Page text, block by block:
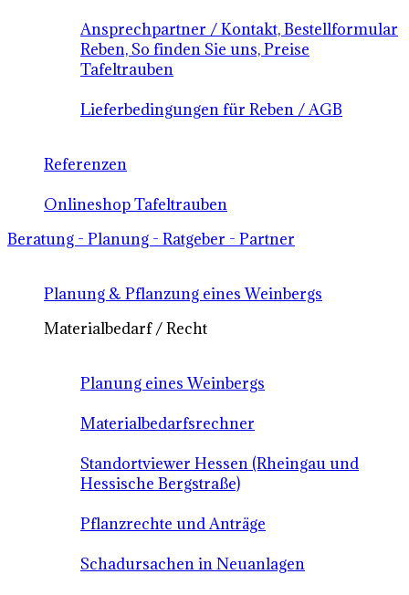
Ansprechpartner / Kontakt, Bestellformular
Reben, So finden Sie uns, Preise
Tafeltrauben
Lieferbedingungen für Reben / AGB
Referenzen
Onlineshop Tafeltrauben
Beratung - Planung - Ratgeber - Partner
Planung & Pflanzung eines Weinbergs
Materialbedarf / Recht
Planung eines Weinbergs
Materialbedarfsrechner
Standortviewer Hessen (Rheingau und
Hessische Bergstraße)
Pflanzrechte und Anträge
Schadursachen in Neuanlagen